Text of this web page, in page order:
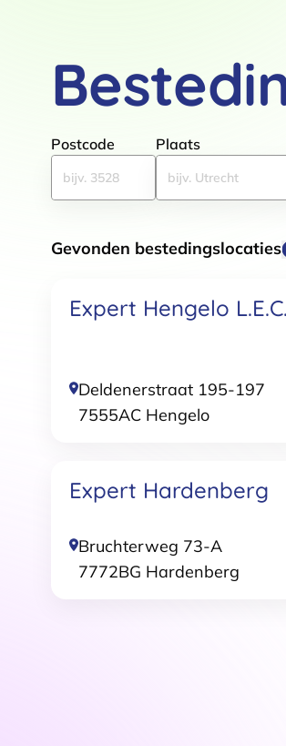
Deze
Klikhier
Postcode
Plaats
Gevonden bestedingslocaties
Expert Hengelo L.E.C.
Deldenerstraat 195-197
7555AC Hengelo
Expert Hardenberg
Bruchterweg 73-A
7772BG Hardenberg